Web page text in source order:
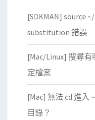
[SDKMAN] source
substitution 錯誤
[Mac/Linux] 搜尋
定檔案
[Mac] 無法 cd 進入
目錄？